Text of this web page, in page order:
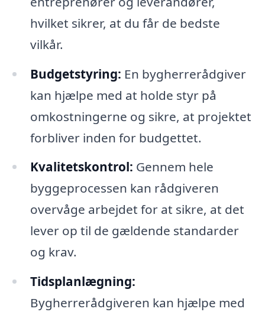
hvilket sikrer, at du får de bedste
vilkår.
Budgetstyring: En bygherrerådgiver
kan hjælpe med at holde styr på
omkostningerne og sikre, at projektet
forbliver inden for budgettet.
Kvalitetskontrol: Gennem hele
byggeprocessen kan rådgiveren
overvåge arbejdet for at sikre, at det
lever op til de gældende standarder
og krav.
Tidsplanlægning:
Bygherrerådgiveren kan hjælpe med